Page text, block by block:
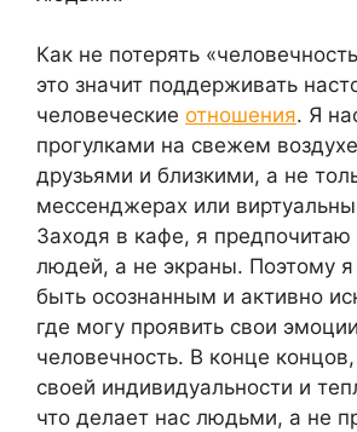
Как не потерять
это значит поддерживать
человеческие отношения. Я
прогулками на свежем
друзьями и близкими, а не
мессенджерах или
Заходя в кафе, я предпочитаю
людей, а не экраны. Поэтому
быть осознанным и активно
где могу проявить свои
человечность. В конце
своей индивидуальности и
что делает нас людьми, а не